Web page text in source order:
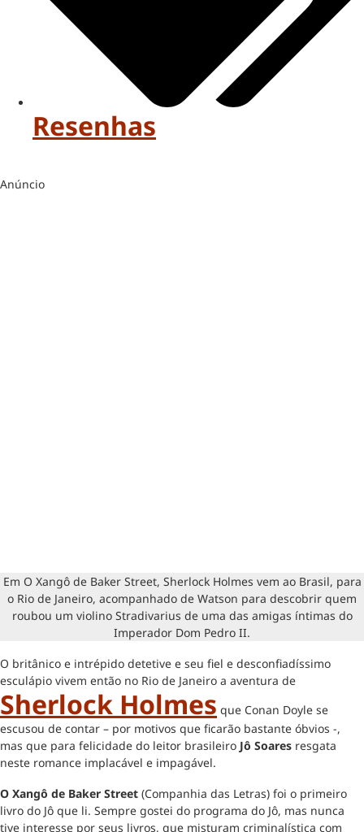
Resenhas
Anúncio
Em O Xangô de Baker Street, Sherlock Holmes vem ao Brasil, para
o Rio de Janeiro, acompanhado de Watson para descobrir quem
roubou um violino Stradivarius de uma das amigas íntimas do
Imperador Dom Pedro II.
O britânico e intrépido detetive e seu fiel e desconfiadíssimo
esculápio vivem então no Rio de Janeiro a aventura de
Sherlock Holmes que Conan Doyle se
escusou de contar – por motivos que ficarão bastante óbvios -,
mas que para felicidade do leitor brasileiro Jô Soares resgata
neste romance implacável e impagável.
O Xangô de Baker Street (Companhia das Letras) foi o primeiro
livro do Jô que li. Sempre gostei do programa do Jô, mas nunca
tive interesse por seus livros, que misturam criminalística com